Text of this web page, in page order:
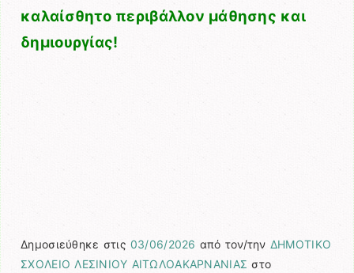
καλαίσθητο περιβάλλον μάθησης και
δημιουργίας!
Δημοσιεύθηκε στις 03/06/2026 από τον/την ΔΗΜΟΤΙΚΟ
ΣΧΟΛΕΙΟ ΛΕΣΙΝΙΟΥ ΑΙΤΩΛΟΑΚΑΡΝΑΝΙΑΣ στο